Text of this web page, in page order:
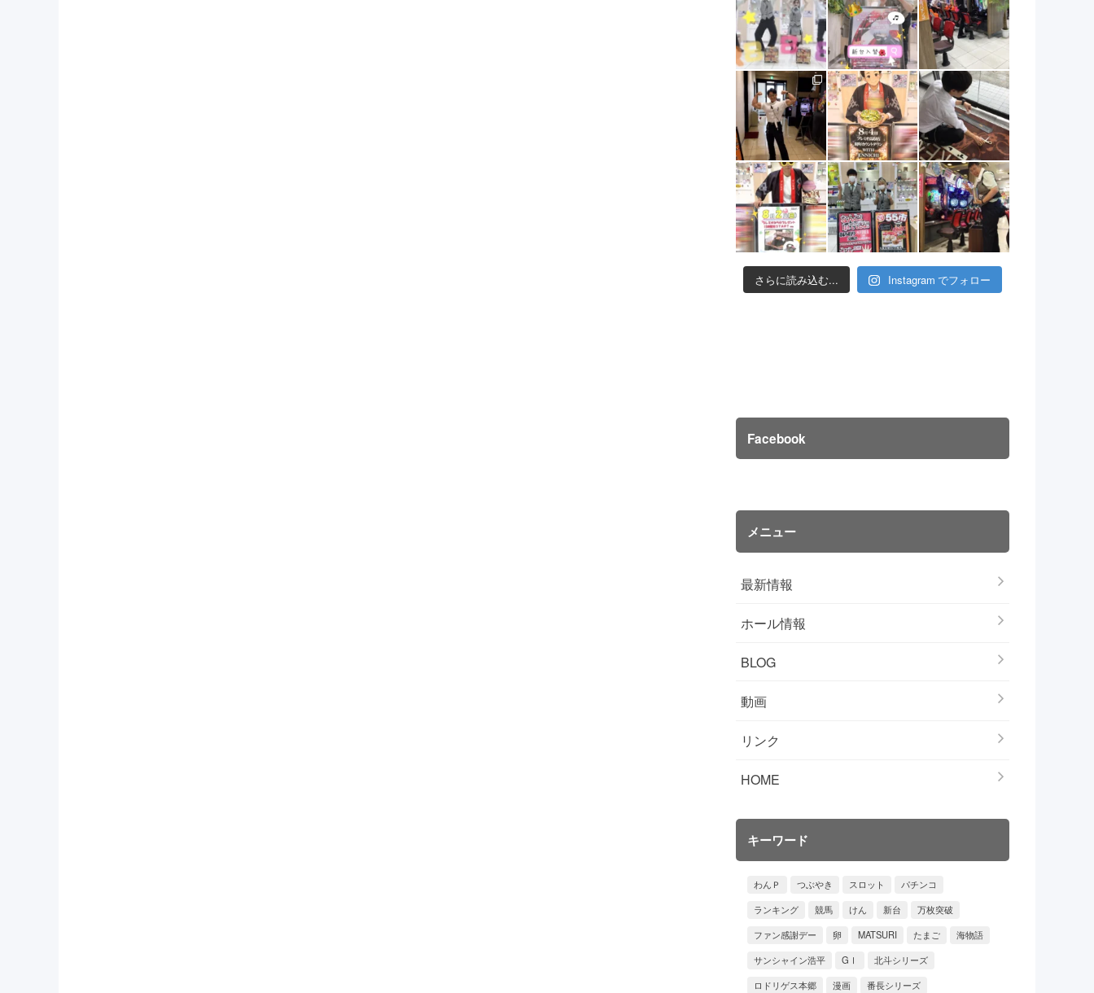
さらに読み込む... Instagram でフォロー
Facebook
メニュー
最新情報
ホール情報
BLOG
動画
リンク
HOME
キーワード
わんＰ つぶやき スロット
パチンコ
ランキング
競馬 けん 新台
万枚突破
ファン感謝デー
卵 MATSURI たまご
海物語
サンシャイン浩平
GⅠ
北斗シリーズ
ロドリゲス本郷
漫画
番長シリーズ